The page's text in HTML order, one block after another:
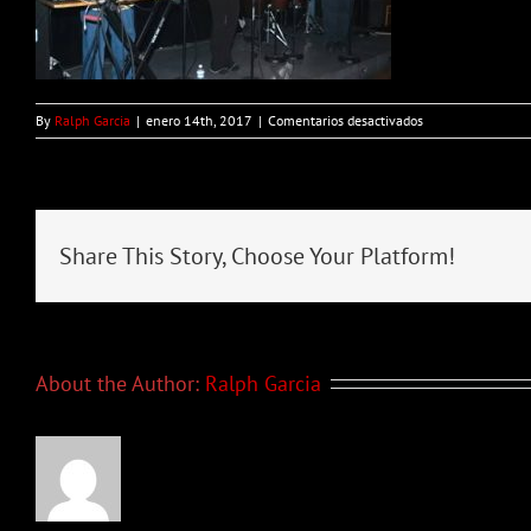
By Ralph Garcia | enero 14th, 2017 | Comentarios desactivadosen
140
Share This Story, Choose Your Platform!
About the Author: Ralph Garcia